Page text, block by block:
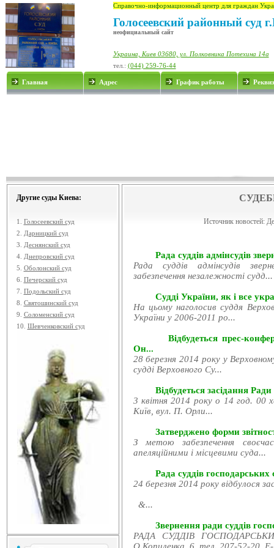
Справочно-информационный центр для граждан
Голосеевский районный суд
неофициальный сайт
Украина, Киев 03680, ул. Полковника Потехина 14а
тел.: (044) 259-76-44
Главная Адрес График работы
Другие суды Киева:
1. Голосеевский суд
2.
Дарницкий суд
3.
Деснянский суд
4. Днепровский суд
5. Оболонский суд
6. Печерский суд
7. Подольский суд
8. Святошинский суд
9. Соломенский суд
10. Шевченковский суд
Источник новостей:
Рада суддів адмінсудів
Рада суддів адмінсудів
забезпечення незалежності судд...
Судді України, як і все
На цьому наголосив суддя
України у 2006-2011 ро...
Відбудеться прес-
Он...
28 березня 2014 року у
судді Верховного Су...
Відбудеться засідання
3 квітня 2014 року о 14 год. 00
Київ, вул. П. Орли...
Затверджено форми
З метою забезпечення
апеляційними і місцевими суда...
Рада суддів господарських
24 березня 2014 року відбулося
&...
Звернення ради суддів
РАДА СУДДІВ